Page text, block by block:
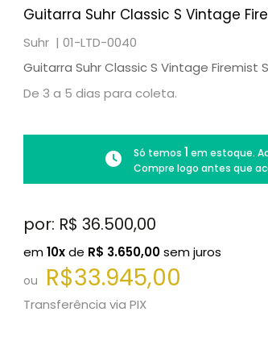
Guitarra Suhr Classic S Vintage
Suhr | 01-LTD-0040
Guitarra Suhr Classic S Vintage Firemist
De 3 a 5 dias para coleta.
Só temos 1 em estoque.
Compre logo antes que
por: R$ 36.500,00
em10xde R$ 3.650,00sem juros
ou R$33.945,00
Transferência via PIX